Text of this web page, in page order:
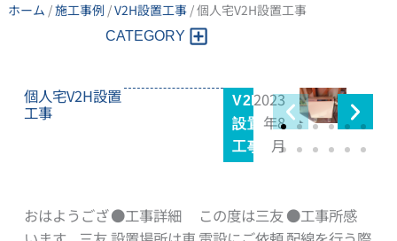
ホーム /施工事例 /V2H設置工事/個人宅V2H設置工事
個人宅V2H設置
工事
V2H
設置
工事
2023
年8
月
おはようござ●工事詳細
この度は三友●工事所感